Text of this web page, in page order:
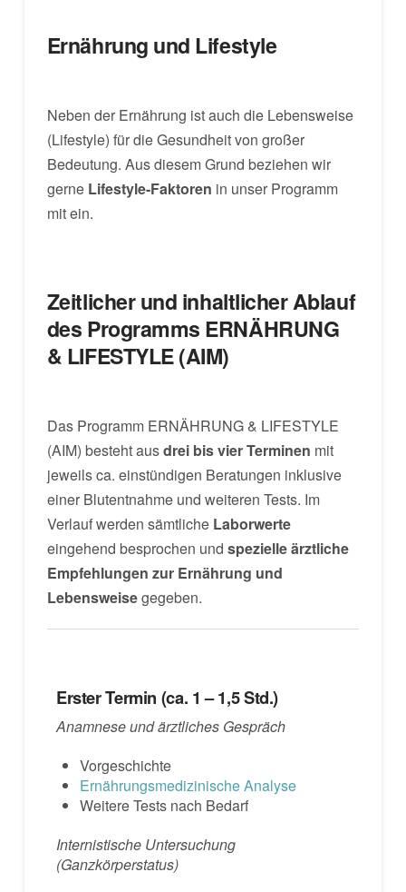
Ernährung und Lifestyle
Neben der Ernährung ist auch die Lebensweise
(Lifestyle) für die Gesundheit von großer
Bedeutung. Aus diesem Grund beziehen wir
gerne Lifestyle-Faktoren in unser Programm
mit ein.
Zeitlicher und inhaltlicher Ablauf
des Programms ERNÄHRUNG
& LIFESTYLE (AIM)
Das Programm ERNÄHRUNG & LIFESTYLE
(AIM) besteht ausdrei bis vier Terminen mit
jeweils ca. einstündigen Beratungen inklusive
einer Blutentnahme und weiteren Tests. Im
Verlauf werden sämtliche Laborwerte
eingehend besprochen und spezielle ärztliche
Empfehlungen zur Ernährung und
Lebensweisegegeben.
Erster Termin (ca. 1 – 1,5 Std.)
Anamnese und ärztliches Gespräch
Vorgeschichte
Ernährungsmedizinische Analyse
Weitere Tests nach Bedarf
Internistische Untersuchung
(Ganzkörperstatus)